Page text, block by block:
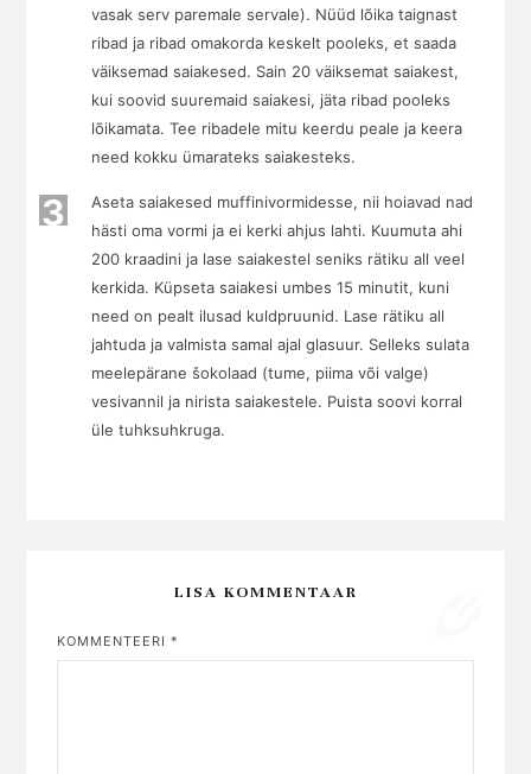
vasak serv paremale servale). Nüüd lõika taignast
ribad ja ribad omakorda keskelt pooleks, et saada
väiksemad saiakesed. Sain 20 väiksemat saiakest,
kui soovid suuremaid saiakesi, jäta ribad pooleks
lõikamata. Tee ribadele mitu keerdu peale ja keera
need kokku ümarateks saiakesteks.
3
Aseta saiakesed muffinivormidesse, nii hoiavad nad
hästi oma vormi ja ei kerki ahjus lahti. Kuumuta ahi
200 kraadini ja lase saiakestel seniks rätiku all veel
kerkida. Küpseta saiakesi umbes 15 minutit, kuni
need on pealt ilusad kuldpruunid. Lase rätiku all
jahtuda ja valmista samal ajal glasuur. Selleks sulata
meelepärane šokolaad (tume, piima või valge)
vesivannil ja nirista saiakestele. Puista soovi korral
üle tuhksuhkruga.
LISA KOMMENTAAR
KOMMENTEERI*